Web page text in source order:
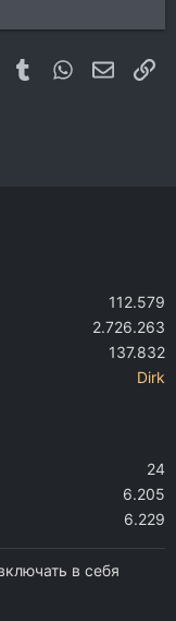
Pinterest
Tumblr WhatsApp
112.579
2.726.263
137.832
Dirk
24
6.205
6.229
в себя